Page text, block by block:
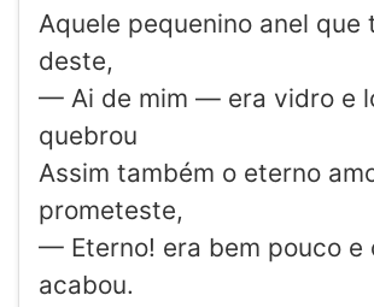
Aquele pequenino anel que
deste,
— Ai de mim — era vidro e
quebrou
Assim também o eterno
prometeste,
— Eterno! era bem pouco e
acabou.